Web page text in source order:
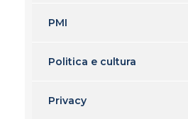
PMI
Politica e cultura
Privacy